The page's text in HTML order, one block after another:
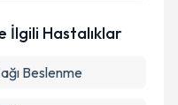
Gönder
İlgili Hastalıklar
Beslenme